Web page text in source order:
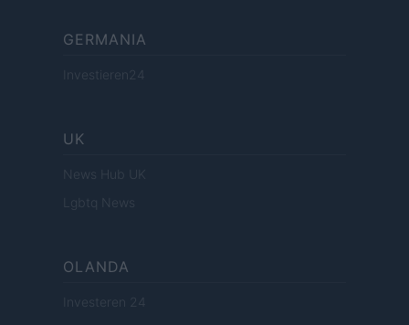
GERMANIA
Investieren24
UK
News Hub UK
Lgbtq News
OLANDA
Investeren 24